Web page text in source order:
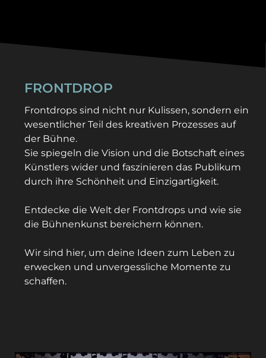
FRONTDROP
Frontdrops sind nicht nur Kulissen, sondern ein
wesentlicher Teil des kreativen Prozesses auf
der Bühne.
Sie spiegeln die Vision und die Botschaft eines
Künstlers wider und faszinieren das Publikum
durch ihre Schönheit und Einzigartigkeit.
Entdecke die Welt der Frontdrops und wie sie
die Bühnenkunst bereichern können.
Wir sind hier, um deine Ideen zum Leben zu
erwecken und unvergessliche Momente zu
schaffen.